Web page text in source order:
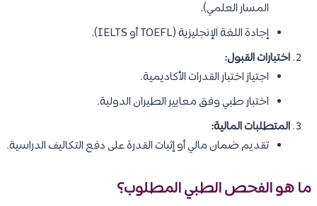
المسار العلمي).
إجادة اللغة الإنجليزية (TOEFL أو IELTS).
اختبارات القبول:
اجتياز اختبار القدرات الأكاديمية.
اختبار طبي وفق معايير الطيران الدولية.
المتطلبات المالية:
تقديم ضمان مالي أو إثبات القدرة على دفع التكاليف الدراسية.
ما هو الفحص الطبي المطلوب؟